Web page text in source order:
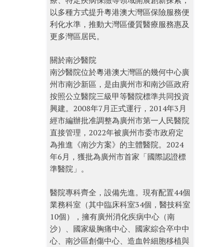
以多種方式提升粵港澳大灣區保險服務便
利化水準，推動大灣區優質醫療服務惠及
更多灣區居民。
關於南沙醫院
南沙醫院位於粵港澳大灣區的幾何中心廣
州市南沙新區，是由廣州市和南沙區政府
按照公立醫院三級甲等醫院標準共同投資
興建。2008年7月正式運行，2014年3月
經市編辦批准調整為廣州市第一人民醫院
直接管理，2022年被廣州市委市政府定
為推進《南沙方案》的主體醫院。2024
年6月，獲批為廣州市首家「國際認證標
準醫院」。
醫院專科齊全，設備先進。現有配置44個
業務科室（其中臨床科室34個，醫技科室
10個），擁有廣州消化疾病中心（南
沙）、國家級胸痛中心、國家綜合卒中中
心、南沙區創傷中心、造血幹細胞移植與